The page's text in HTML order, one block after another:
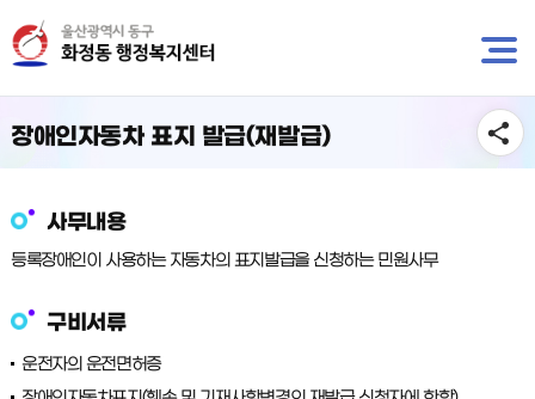
바
로
로
가
장애인자동차 표지 발급(재발급)
사무내용
등록장애인이 사용하는 자동차의 표지발급을 신청하는 민원사무
구비서류
운전자의 운전면허증